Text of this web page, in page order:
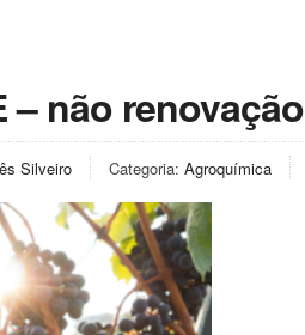
– não renovação
Silveiro Categoria: Agroquímica